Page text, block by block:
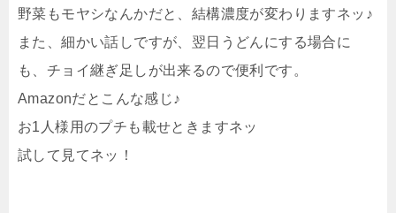
野菜もモヤシなんかだと、結構濃度が変わりますネッ♪
また、細かい話しですが、翌日うどんにする場合に
も、チョイ継ぎ足しが出来るので便利です。
Amazonだとこんな感じ♪
お1人様用のプチも載せときますネッ
試して見てネッ！